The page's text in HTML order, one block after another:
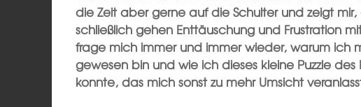
die Zeit aber gerne auf die Schulter und zeigt
schließlich gehen Enttäuschung und Frustration
frage mich immer und immer wieder, warum ich
gewesen bin und wie ich dieses kleine Puzzle des
konnte, das mich sonst zu mehr Umsicht